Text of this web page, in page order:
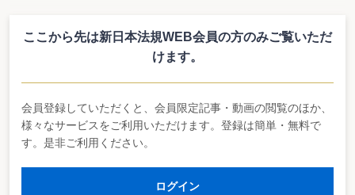
すきま時間を利用した人事担当者・管理職者のスキルアップや、ク
ライアントへの注意喚起などにご活用ください。
ここから先は新日本法規WEB会員の方のみご覧いただ
けます。
会員登録していただくと、会員限定記事・動画の閲覧のほか、
様々なサービスをご利用いただけます。登録は簡単・無料で
す。是非ご利用ください。
ログイン